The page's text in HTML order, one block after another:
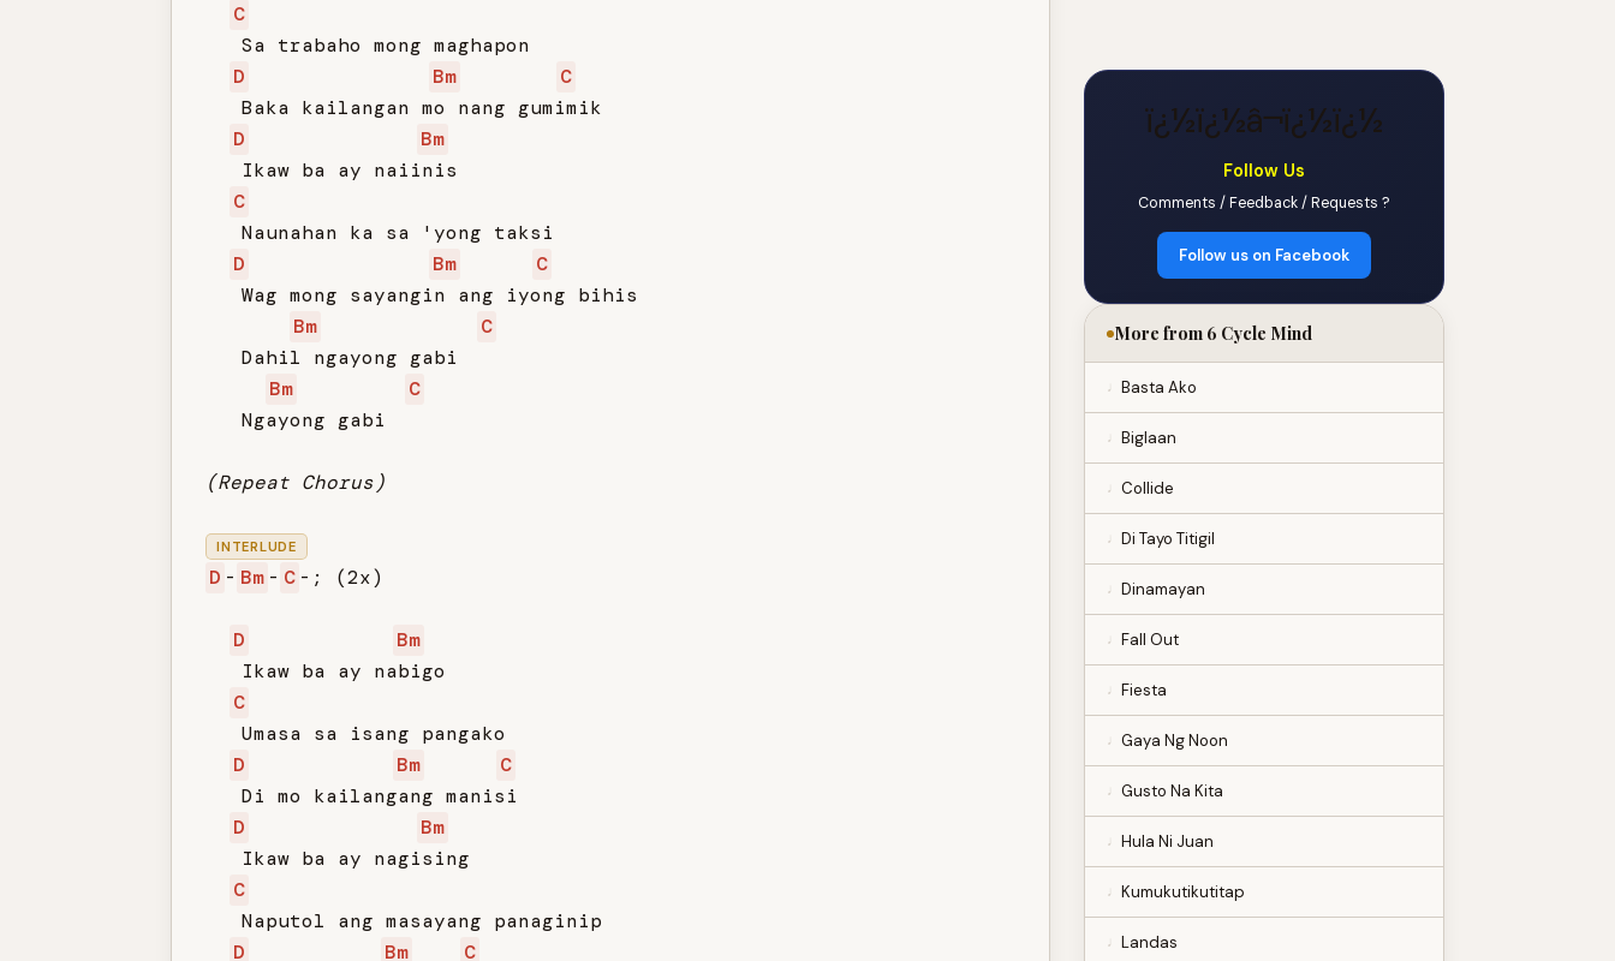
C
   Sa trabaho mong maghapon
D
Bm
C
   Baka kailangan mo nang gumimik
D
Bm
   Ikaw ba ay naiinis
C
   Naunahan ka sa 'yong taksi
D
Bm
C
   Wag mong sayangin ang iyong bihis
Bm
C
   Dahil ngayong gabi
Bm
C
   Ngayong gabi
(Repeat Chorus)
INTERLUDE
D - Bm - C -; (2x)
D
Bm
   Ikaw ba ay nabigo
C
   Umasa sa isang pangako
D
Bm
C
   Di mo kailangang manisi
D
Bm
   Ikaw ba ay nagising
C
   Naputol ang masayang panaginip
D
Bm C
ï¿½ï¿½â¬ï¿½ï¿½
Follow Us
Comments / Feedback / Requests ?
Follow us on Facebook
More from 6 Cycle Mind
Basta Ako
Biglaan
Collide
Di Tayo Titigil
Dinamayan
Fall Out
Fiesta
Gaya Ng Noon
Gusto Na Kita
Hula Ni Juan
Kumukutikutitap
Landas